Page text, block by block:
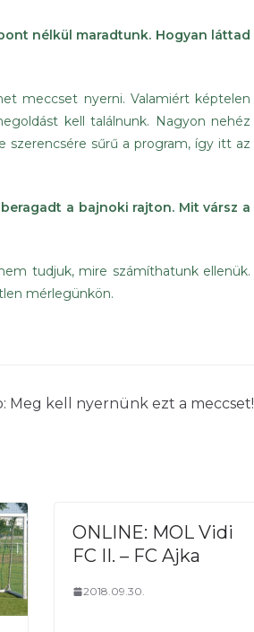
nélkül maradtunk. Hogyan láttad
meccset nyerni. Valamiért képtelen
kell találnunk. Nagyon nehéz
sűrű a program, így itt az
a bajnoki rajton. Mit vársz a
tudjuk, mire számíthatunk ellenük.
mérlegünkön.
Meg kell nyernünk ezt a meccset!
ONLINE: MOL Vidi
FC II. – FC Ajka
2018.09.30.